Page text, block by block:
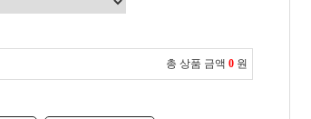
총 상품 금액 0 원